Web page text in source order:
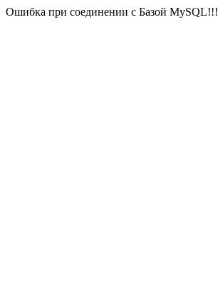
Ошибка при соединении с Базой MySQL!!!